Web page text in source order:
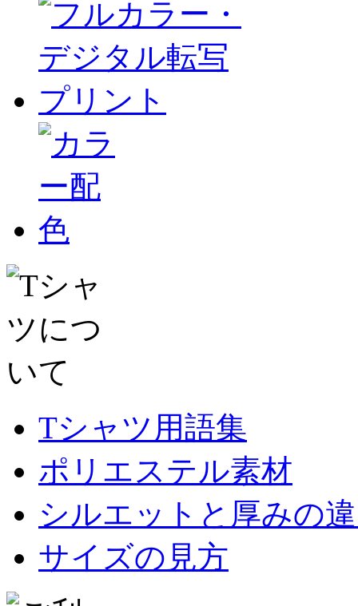
Tシャツ用語集
ポリエステル素材
シルエットと厚みの
サイズの見方